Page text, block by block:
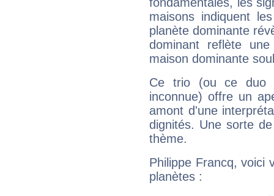
fondamentales, les
maisons indiquent
planète dominante
dominant reflète
maison dominante
Ce trio (ou ce duo
inconnue) offre un
amont d'une
dignités. Une sorte
thème.
Philippe Francq, voici
planètes :